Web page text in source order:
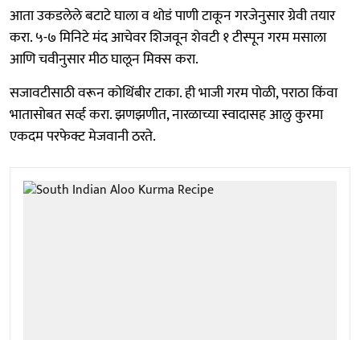
आता उकडलेले बटाटे घाला व थोडं पाणी टाकून गरजेनुसार ग्रेवी तयार
करा. ५-७ मिनिटे मंद आचेवर शिजवून शेवटी १ टीस्पून गरम मसाला
आणि चवीनुसार मीठ घालून मिक्स करा.
सजावटीसाठी वरून कोथिंबीर टाका. ही भाजी गरम पोळी, पराठा किंवा
भातासोबत सर्व्ह करा. झणझणीत, नारळाच्या स्वादासह आलु कुरमा
एकदम परफेक्ट मेजवानी ठरते.